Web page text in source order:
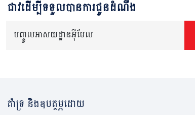
ជាវដើម្បីទទួលបានការជូនដំណឹង
បញ្ចូលអាសយដ្ឋានអ៊ីមែល
គាំទ្រ និងឧបត្ថម្ភដោយ